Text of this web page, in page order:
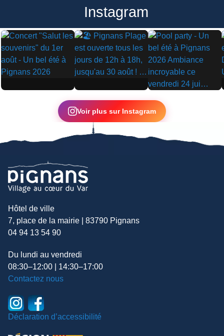
Instagram
▶ ▶
▶
Voir plus sur Instagram
Hôtel de ville
7, place de la mairie | 83790 Pignans
04 94 13 54 90
Du lundi au vendredi
08:30–12:00 | 14:30–17:00
Contactez nous
Déclaration d’accessibilité